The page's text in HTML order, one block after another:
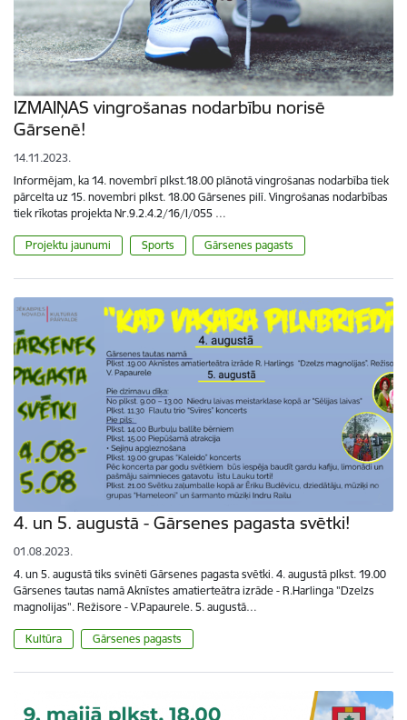
IZMAIŅAS vingrošanas nodarbību norisē
Gārsenē!
14.11.2023.
Informējam, ka 14. novembrī plkst.18.00 plānotā vingrošanas nodarbība tiek
pārcelta uz 15. novembri plkst. 18.00 Gārsenes pilī. Vingrošanas nodarbības
tiek rīkotas projekta Nr.9.2.4.2/16/I/055 …
Projektu jaunumi Sports Gārsenes pagasts
4. un 5. augustā - Gārsenes pagasta svētki!
01.08.2023.
4. un 5. augustā tiks svinēti Gārsenes pagasta svētki. 4. augustā plkst. 19.00
Gārsenes tautas namā Aknīstes amatierteātra izrāde - R.Harlinga "Dzelzs
magnolijas". Režisore - V.Papaurele. 5. augustā…
Kultūra Gārsenes pagasts